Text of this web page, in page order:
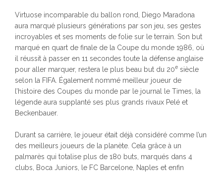
Virtuose incomparable du ballon rond, Diego Maradona
aura marqué plusieurs générations par son jeu, ses gestes
incroyables et ses moments de folie sur le terrain. Son but
marqué en quart de finale de la Coupe du monde 1986, où
il réussit à passer en 11 secondes toute la défense anglaise
pour aller marquer, restera le plus beau but du 20e siècle
selon la FIFA. Également nommé meilleur joueur de
l’histoire des Coupes du monde par le journal le Times, la
légende aura supplanté ses plus grands rivaux Pelé et
Beckenbauer.
Durant sa carrière, le joueur était déjà considéré comme l’un
des meilleurs joueurs de la planète. Cela grâce à un
palmarès qui totalise plus de 180 buts, marqués dans 4
clubs, Boca Juniors, le FC Barcelone, Naples et enfin